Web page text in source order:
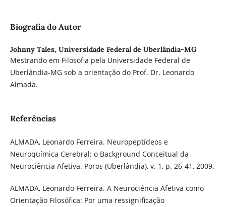
Biografia do Autor
Johnny Tales, Universidade Federal de Uberlândia-MG
Mestrando em Filosofia pela Universidade Federal de
Uberlândia-MG sob a orientação do Prof. Dr. Leonardo
Almada.
Referências
ALMADA, Leonardo Ferreira. Neuropeptídeos e
Neuroquímica Cerebral: o Background Conceitual da
Neurociência Afetiva. Poros (Uberlândia), v. 1, p. 26-41, 2009.
ALMADA, Leonardo Ferreira. A Neurociência Afetiva como
Orientação Filosófica: Por uma ressignificação